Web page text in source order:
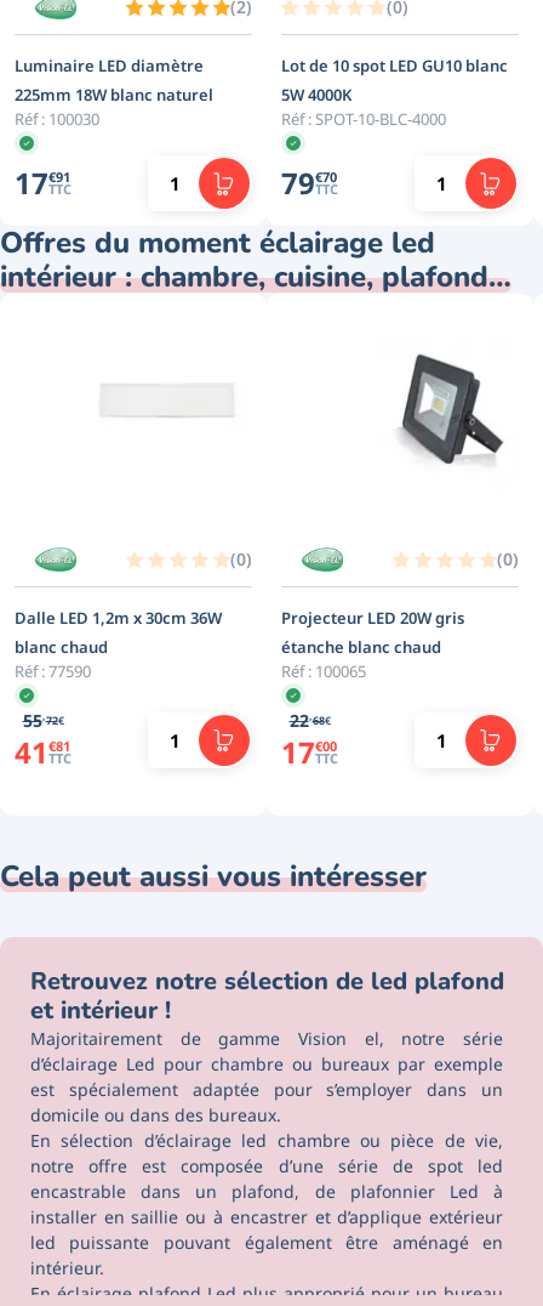
(2)
Luminaire LED diamètre
225mm 18W blanc naturel
Réf : 100030
17€91
TTC
(0)
Lot de 10 spot LED GU10 blanc
5W 4000K
Réf :SPOT-10-BLC-4000
79€70
TTC
Offres du moment éclairage led
intérieur : chambre, cuisine, plafond…
(0)
Dalle LED 1,2m x 30cm 36W
blanc chaud
Réf :77590
55,72€
41 €81
TTC
(0)
Projecteur LED 20W gris
étanche blanc chaud
Réf : 100065
22,68€
17€00
TTC
Cela peut aussi vous intéresser
Retrouvez notre sélection de led plafond
et intérieur !
Majoritairement de gamme Vision el, notre série
d’éclairage Led pour chambre ou bureaux par exemple
est spécialement adaptée pour s’employer dans un
domicile ou dans des bureaux.
En sélection d’éclairage led chambre ou pièce de vie,
notre offre est composée d’une série de spot led
encastrabledans un plafond, de plafonnier Led à
installer en saillie ou à encastrer et d’applique extérieur
led puissante pouvant également être aménagé en
intérieur.
En éclairage plafond Led plus approprié pour un bureau